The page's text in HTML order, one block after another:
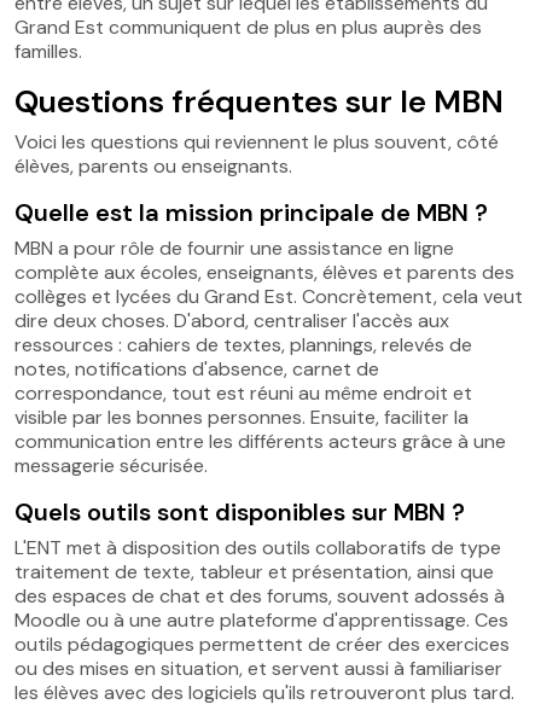
Grand Est communiquent de plus en plus auprès des
familles.
Questions fréquentes sur le MBN
Voici les questions qui reviennent le plus souvent, côté
élèves, parents ou enseignants.
Quelle est la mission principale de MBN ?
MBN a pour rôle de fournir une assistance en ligne
complète aux écoles, enseignants, élèves et parents des
collèges et lycées du Grand Est. Concrètement, cela veut
dire deux choses. D'abord, centraliser l'accès aux
ressources : cahiers de textes, plannings, relevés de
notes, notifications d'absence, carnet de
correspondance, tout est réuni au même endroit et
visible par les bonnes personnes. Ensuite, faciliter la
communication entre les différents acteurs grâce à une
messagerie sécurisée.
Quels outils sont disponibles sur MBN ?
L'ENT met à disposition des outils collaboratifs de type
traitement de texte, tableur et présentation, ainsi que
des espaces de chat et des forums, souvent adossés à
Moodle ou à une autre plateforme d'apprentissage. Ces
outils pédagogiques permettent de créer des exercices
ou des mises en situation, et servent aussi à familiariser
les élèves avec des logiciels qu'ils retrouveront plus tard.